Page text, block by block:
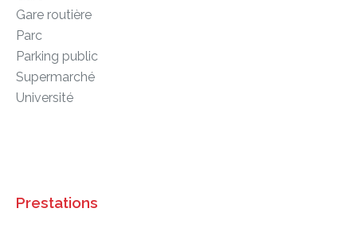
Gare routière
Parc
Parking public
Supermarché
Université
Prestations